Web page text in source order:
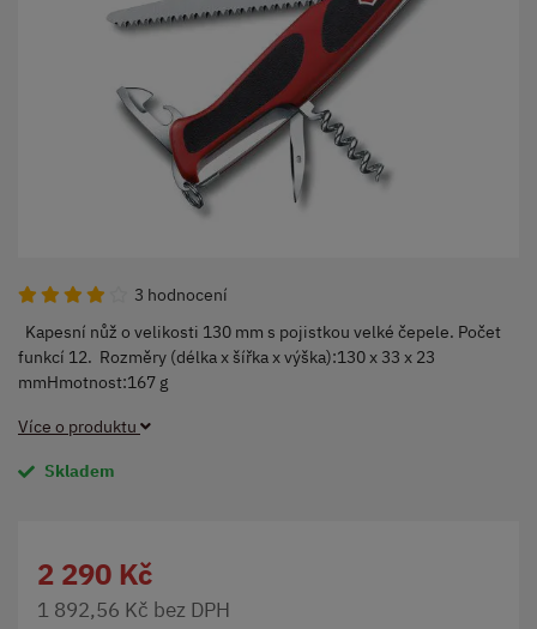
3 hodnocení
Kapesní nůž o velikosti 130 mm s pojistkou velké čepele. Počet
funkcí 12. Rozměry (délka x šířka x výška):130 x 33 x 23
mmHmotnost:167 g
Více o produktu
Skladem
2 290 Kč
1 892,56 Kč bez DPH